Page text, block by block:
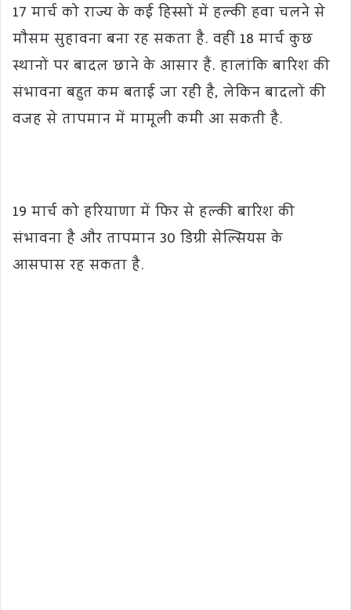
17 मार्च को राज्य के कई हिस्सों में हल्की हवा चलने से
मौसम सुहावना बना रह सकता है. वहीं 18 मार्च कुछ
स्थानों पर बादल छाने के आसार हैं. हालांकि बारिश की
संभावना बहुत कम बताई जा रही है, लेकिन बादलों की
वजह से तापमान में मामूली कमी आ सकती है.
19 मार्च को हरियाणा में फिर से हल्की बारिश की
संभावना है और तापमान 30 डिग्री सेल्सियस के
आसपास रह सकता है.